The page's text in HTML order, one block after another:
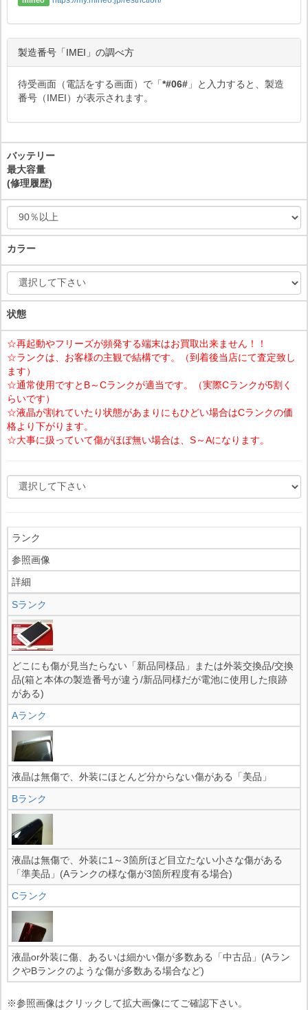
製造番号「IMEI」の調べ方
待受画面（電話をする画面）で「*#06# 」と入力すると、製造
番号（IMEI）が表示されます。
バッテリー
最大容量
(修理履歴)
カラー
状態
☆再起動やフリーズが頻発する端末はお買取出来ません！！
☆ランクは、お客様の主観で結構です。（到着後当店にて査定致し
ます）
☆通常使用ですとB～Cランクが適当です。（実際Cランクが5割く
らいです）
☆液晶が割れていたり状態があまりにもひどい場合はCランクの価
格より下がります。
☆大事に扱っていて傷がほぼ無い場合は、S～Aになります。
ランク
参照画像
詳細
Sランク
どこにも傷が見当たらない「新品同様品」または外装交換品/交換
品(箱と本体の製造番号が違う/新品同様だが電池に使用した痕跡
がある)
Aランク
液晶は無傷で、外装にほとんど分からない傷がある「美品」
Bランク
液晶は無傷で、外装に1～3箇所ほど目立たない小さな傷がある
「準美品」(Aランクの様な傷が3箇所程度有る場合)
Cランク
液晶or外装に傷、あるいは細かい傷が多数ある「中古品」(Aラン
クやBランクのような傷が多数ある場合など)
※参照画像はクリックして拡大画像にてご確認下さい。